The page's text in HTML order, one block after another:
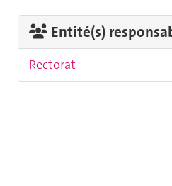
Entité(s)
Rectorat